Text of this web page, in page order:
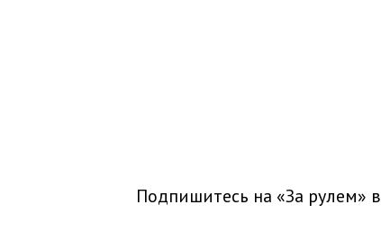
Подпишитесь на «За рулем» в